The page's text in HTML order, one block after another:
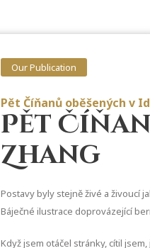
Our Publication
Pět Číňanů oběšených v
Pět
Zhang
Postavy byly stejně živé a živoucí
Báječné ilustrace doprovázející
Když jsem otáčel stránky, cítil